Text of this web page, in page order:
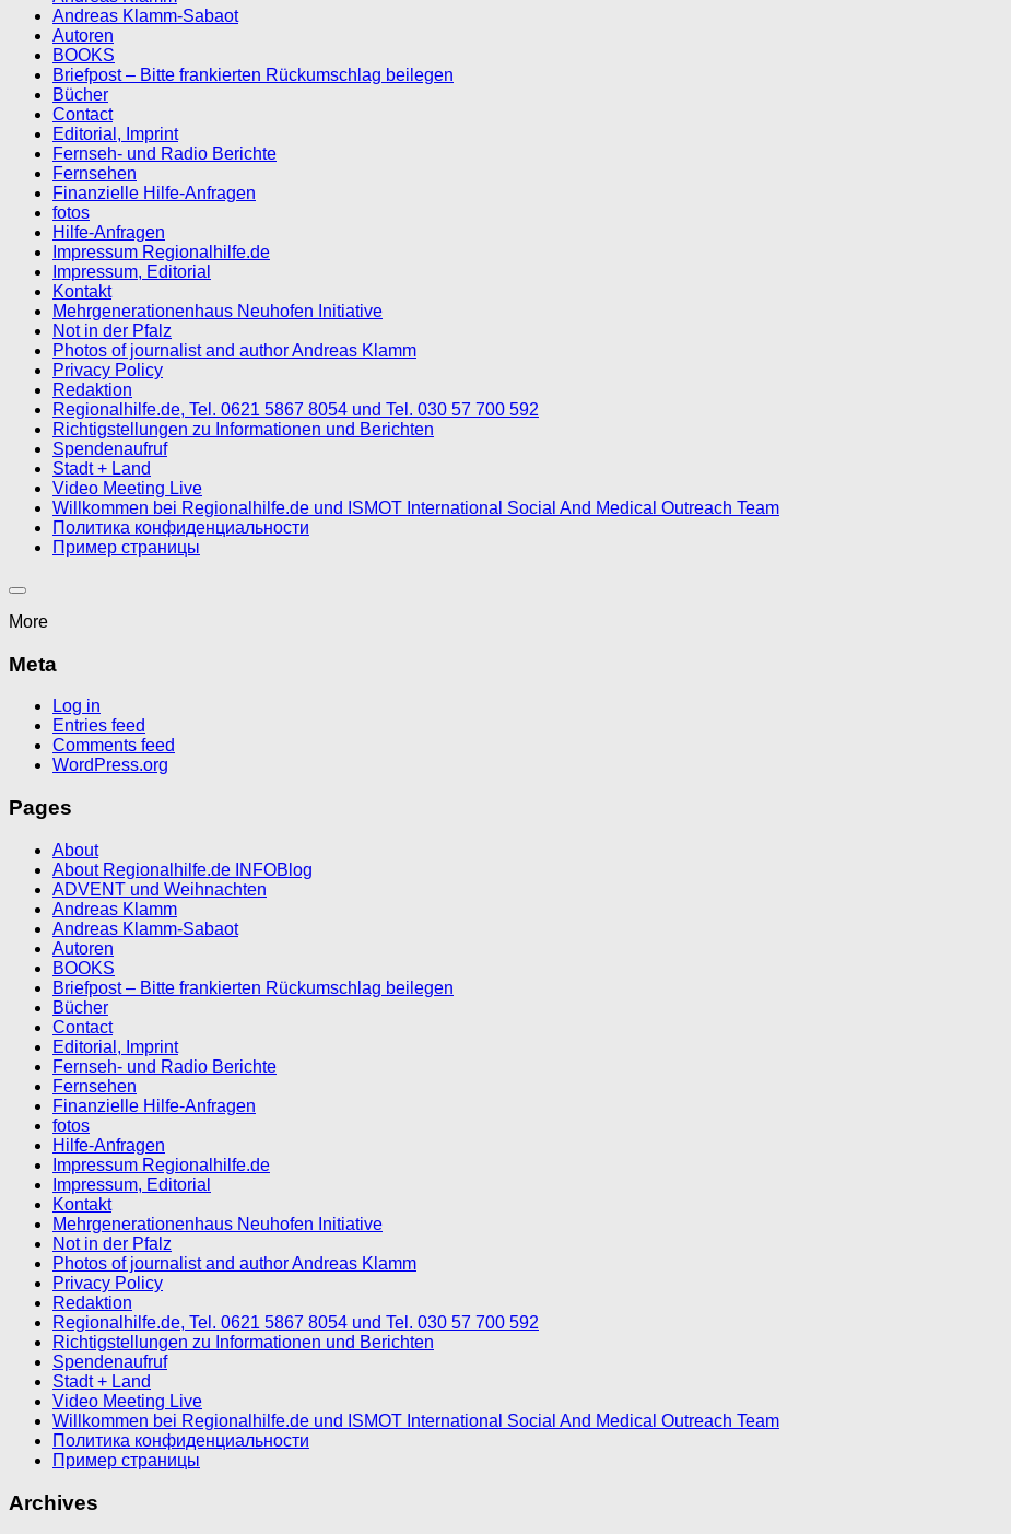
Andreas Klamm-Sabaot
Autoren
BOOKS
Briefpost – Bitte frankierten Rückumschlag beilegen
Bücher
Contact
Editorial, Imprint
Fernseh- und Radio Berichte
Fernsehen
Finanzielle Hilfe-Anfragen
fotos
Hilfe-Anfragen
Impressum Regionalhilfe.de
Impressum, Editorial
Kontakt
Mehrgenerationenhaus Neuhofen Initiative
Not in der Pfalz
Photos of journalist and author Andreas Klamm
Privacy Policy
Redaktion
Regionalhilfe.de, Tel. 0621 5867 8054 und Tel. 030 57 700 592
Richtigstellungen zu Informationen und Berichten
Spendenaufruf
Stadt + Land
Video Meeting Live
Willkommen bei Regionalhilfe.de und ISMOT International Social And Medical Outreach Team
Политика конфиденциальности
Пример страницы
More
Meta
Log in
Entries feed
Comments feed
WordPress.org
Pages
About
About Regionalhilfe.de INFOBlog
ADVENT und Weihnachten
Andreas Klamm
Andreas Klamm-Sabaot
Autoren
BOOKS
Briefpost – Bitte frankierten Rückumschlag beilegen
Bücher
Contact
Editorial, Imprint
Fernseh- und Radio Berichte
Fernsehen
Finanzielle Hilfe-Anfragen
fotos
Hilfe-Anfragen
Impressum Regionalhilfe.de
Impressum, Editorial
Kontakt
Mehrgenerationenhaus Neuhofen Initiative
Not in der Pfalz
Photos of journalist and author Andreas Klamm
Privacy Policy
Redaktion
Regionalhilfe.de, Tel. 0621 5867 8054 und Tel. 030 57 700 592
Richtigstellungen zu Informationen und Berichten
Spendenaufruf
Stadt + Land
Video Meeting Live
Willkommen bei Regionalhilfe.de und ISMOT International Social And Medical Outreach Team
Политика конфиденциальности
Пример страницы
Archives